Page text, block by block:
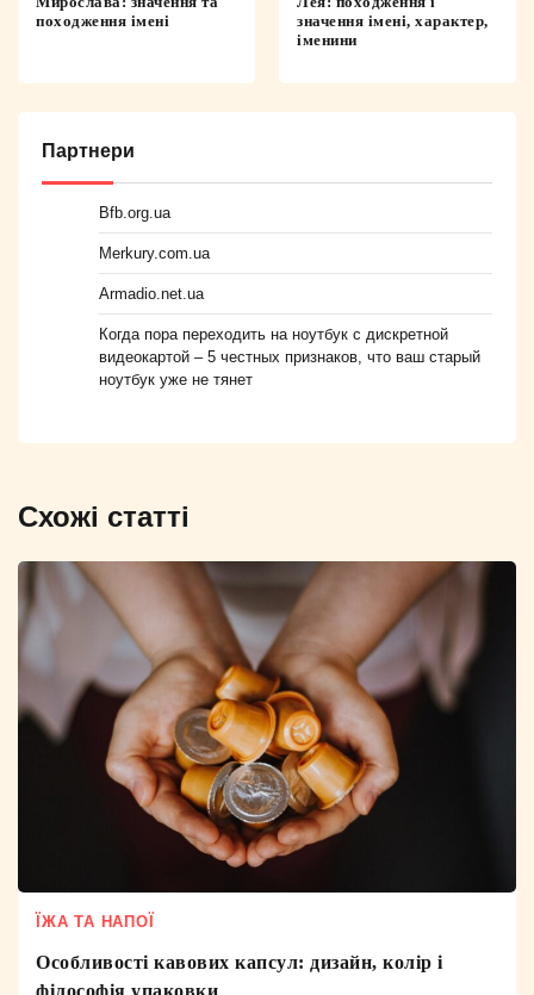
походження імені
значення імені, характер,
іменини
Партнери
Bfb.org.ua
Merkury.com.ua
Armadio.net.ua
Когда пора переходить на ноутбук с дискретной
видеокартой – 5 честных признаков, что ваш старый
ноутбук уже не тянет
Схожі статті
ЇЖА ТА НАПОЇ
Особливості кавових капсул: дизайн, колір і